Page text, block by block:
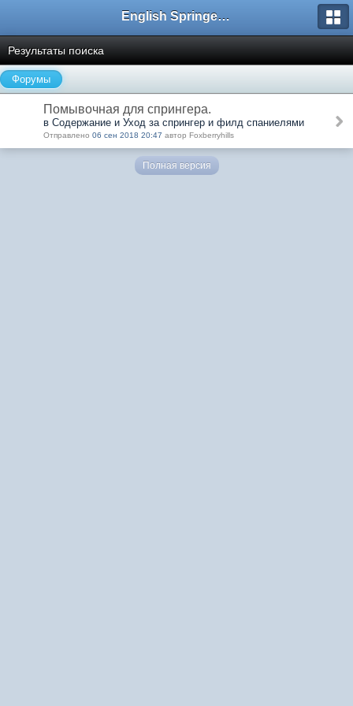
English Springer Spaniel Club
Результаты поиска
Форумы
Помывочная для спрингера.
в Содержание и Уход за спрингер и филд спаниелями
Отправлено 06 сен 2018 20:47 автор Foxberryhills
Полная версия